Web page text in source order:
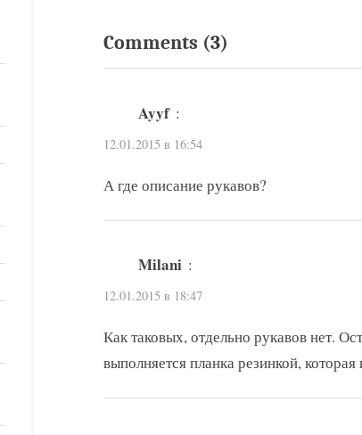
записям
д
ы
щ
я
з
и
Comments (3)
“Бирюзовый
схемой”
Ayyf :
12.01.2015 в 16:54
А где описание рукавов?
Milani :
12.01.2015 в 18:47
Как таковых, отдельно рукавов нет.
выполняется планка резинкой, которая